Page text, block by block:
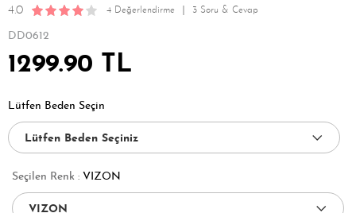
4.0 4 Değerlendirme 3 Soru & Cevap
DD0612
1299.90 TL
Lütfen Beden Seçin
Seçilen Renk : VIZON